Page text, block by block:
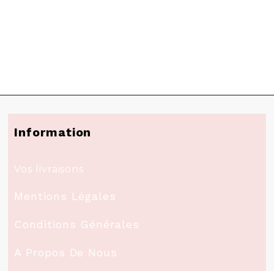
Information
Vos livraisons
Mentions Légales
Conditions Générales
A Propos De Nous